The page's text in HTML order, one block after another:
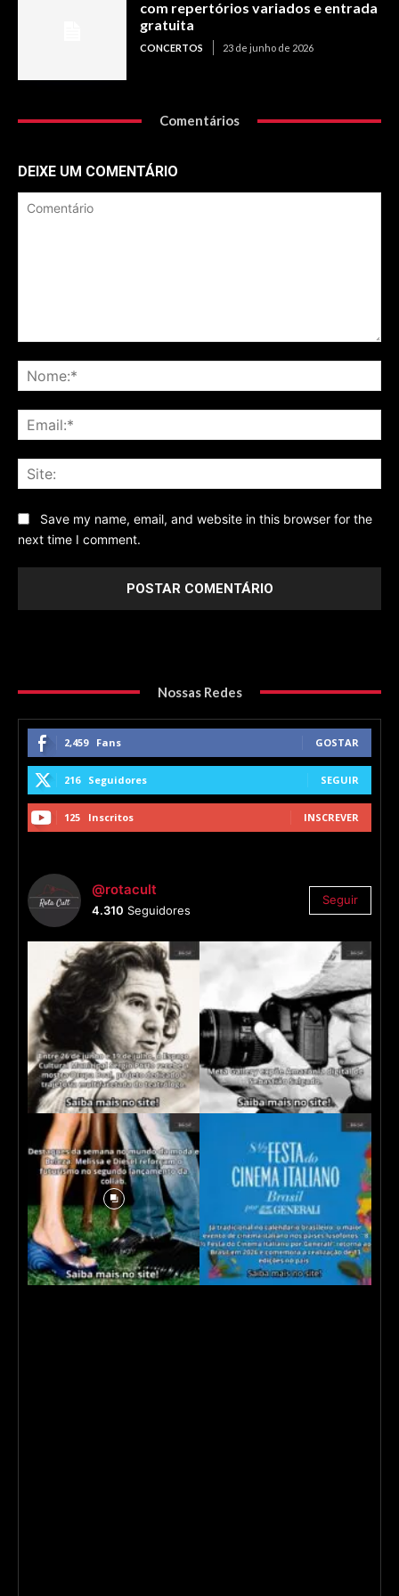
com repertórios variados e entrada
gratuita
CONCERTOS 23 de junho de 2026
Comentários
DEIXE UM COMENTÁRIO
Save my name, email, and website in this browser for the
next time I comment.
Nossas Redes
2,459 Fans GOSTAR
216 Seguidores SEGUIR
125 Inscritos INSCREVER
@rotacult
4.310 Seguidores
Seguir